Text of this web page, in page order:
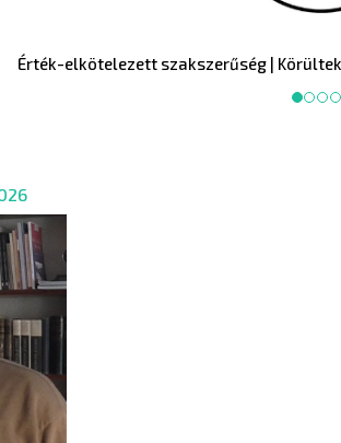
Érték-elkötelezett szakszerűség |